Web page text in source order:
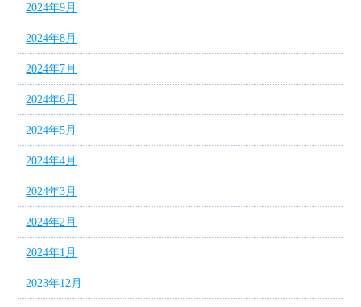
2024年9月
2024年8月
2024年7月
2024年6月
2024年5月
2024年4月
2024年3月
2024年2月
2024年1月
2023年12月